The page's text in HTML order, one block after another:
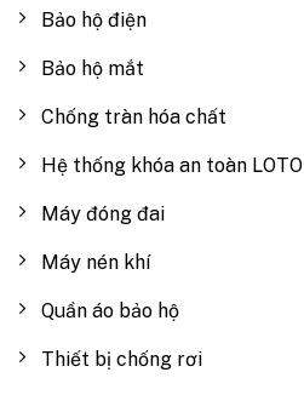
Bảo hộ điện
Bảo hộ mắt
Chống tràn hóa chất
Hệ thống khóa an toàn LOTO
Máy đóng đai
Máy nén khí
Quần áo bảo hộ
Thiết bị chống rơi